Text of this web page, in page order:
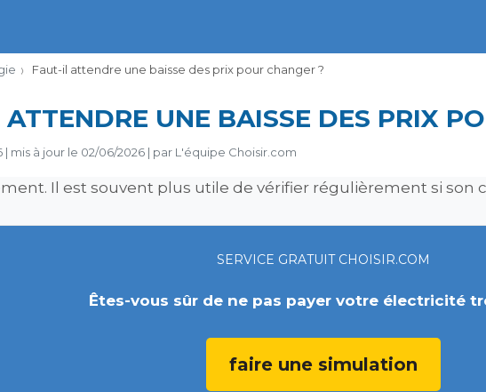
Faut-il attendre une baisse des prix pour changer ?
UNE BAISSE DES PRIX
| mis à jour le 02/06/2026 | par L'équipe Choisir.com
Il est souvent plus utile de vérifier régulièrement si son
SERVICE GRATUIT CHOISIR.COM
Êtes-vous sûr de ne pas payer votre électricité
faire une simulation